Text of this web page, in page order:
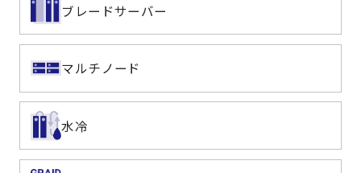
ブレードサーバー
マルチノード
水冷